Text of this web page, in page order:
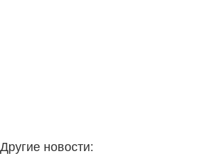
Другие новости: